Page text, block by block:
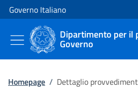
Vai al contenuto
Vai alla navigazione del sito
Governo Italiano
Dipartimento per il
Governo
Homepage / Dettaglio